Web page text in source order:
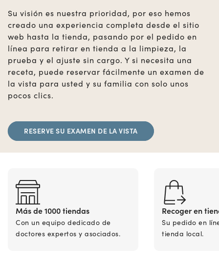
Su visión es nuestra prioridad, por eso hemos
creado una experiencia completa desde el sitio
web hasta la tienda, pasando por el pedido en
línea para retirar en tienda a la limpieza, la
prueba y el ajuste sin cargo. Y si necesita una
receta, puede reservar fácilmente un examen de
la vista para usted y su familia con solo unos
pocos clics.
RESERVE SU EXAMEN DE LA VISTA
Más de 1000 tiendas
Con un equipo dedicado de
doctores expertos y asociados.
Recoger en
Su pedido en
tienda local.